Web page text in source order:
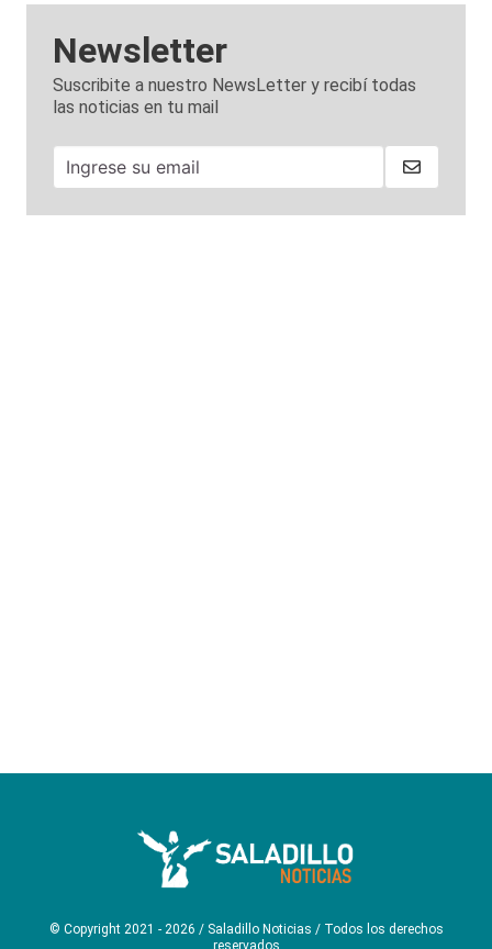
Newsletter
Suscribite a nuestro NewsLetter y recibí todas
las noticias en tu mail
© Copyright 2021 - 2026 / Saladillo Noticias / Todos los derechos